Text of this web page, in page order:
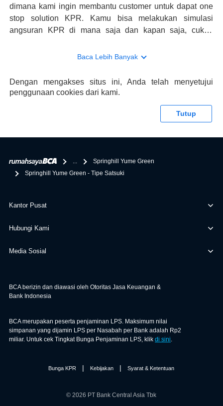
dimana kami ingin membantu customer untuk dapat one
stop solution KPR. Kamu bisa melakukan simulasi
angsuran KPR di mana saja dan kapan saja, cukup
konsultasi mengenai KPR, maka ada layanan live chat
memberikan keuntungan yang berlipat, persyaratan
pengajuan KPR BCA juga sangat mudah, kamu bisa cek
tentang properti disini BCA hanya sebagai pihak
bertanggung jawab terhadap informasi yang rekanan
Baca Lebih Banyak
Dengan mengakses situs ini, Anda telah menyetujui
penggunaan cookies dari kami.
Tutup
...
Springhill Yume Green
Springhill Yume Green - Tipe Satsuki
Kantor Pusat
Hubungi Kami
Media Sosial
BCA berizin dan diawasi oleh Otoritas Jasa Keuangan &
Bank Indonesia
BCA merupakan peserta penjaminan LPS. Maksimum nilai
simpanan yang dijamin LPS per Nasabah per Bank adalah Rp2
miliar. Untuk cek Tingkat Bunga Penjaminan LPS, klik di sini.
Bunga KPR | Kebijakan | Syarat & Ketentuan
© 2026 PT Bank Central Asia Tbk